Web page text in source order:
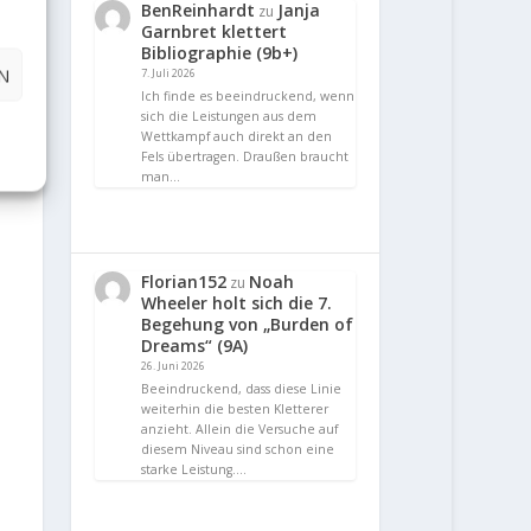
BenReinhardt zu Janja
Garnbret klettert
Bibliographie (9b+)
7. Juli 2026
Ich finde es beeindruckend, wenn
sich die Leistungen aus dem
Wettkampf auch direkt an den
Fels übertragen. Draußen braucht
man…
Florian152 zu Noah
Wheeler holt sich die 7.
Begehung von „Burden of
Dreams“ (9A)
26. Juni 2026
Beeindruckend, dass diese Linie
weiterhin die besten Kletterer
anzieht. Allein die Versuche auf
diesem Niveau sind schon eine
starke Leistung.…